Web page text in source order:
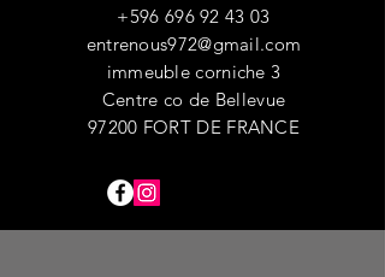
+596 696 92 43 03
entrenous972@gmail.com
immeuble corniche 3
Centre co de Bellevue
97200 FORT DE FRANCE